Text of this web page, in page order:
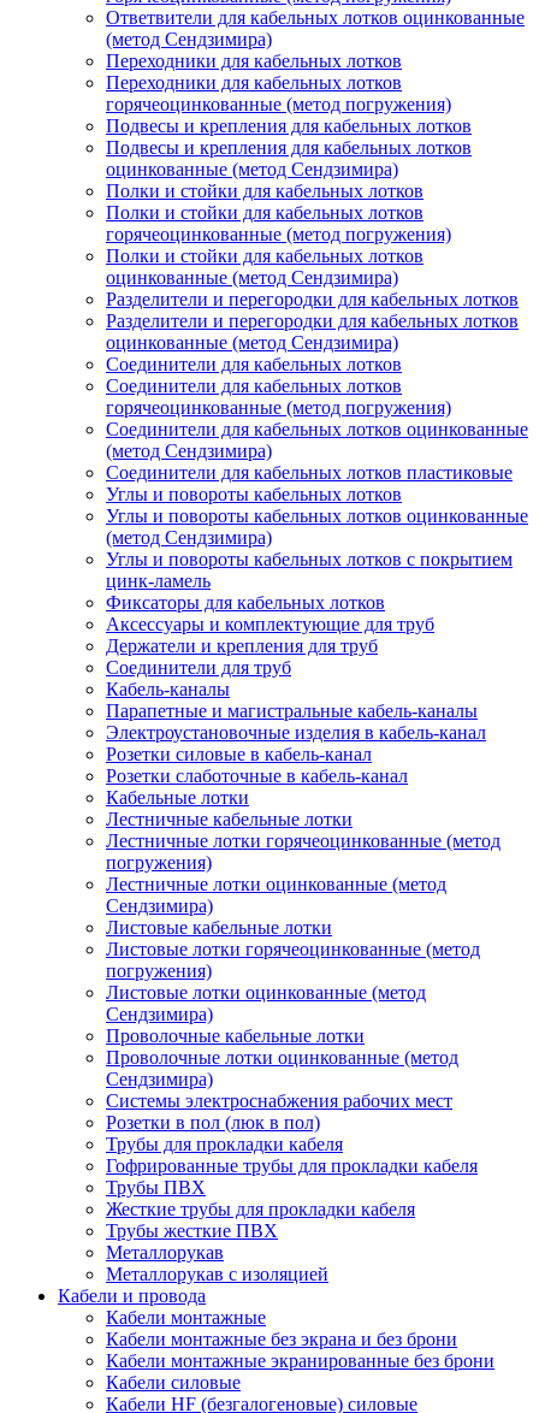
Ответвители для кабельных лотков оцинкованные
(метод Сендзимира)
Переходники для кабельных лотков
Переходники для кабельных лотков
горячеоцинкованные (метод погружения)
Подвесы и крепления для кабельных лотков
Подвесы и крепления для кабельных лотков
оцинкованные (метод Сендзимира)
Полки и стойки для кабельных лотков
Полки и стойки для кабельных лотков
горячеоцинкованные (метод погружения)
Полки и стойки для кабельных лотков
оцинкованные (метод Сендзимира)
Разделители и перегородки для кабельных лотков
Разделители и перегородки для кабельных лотков
оцинкованные (метод Сендзимира)
Соединители для кабельных лотков
Соединители для кабельных лотков
горячеоцинкованные (метод погружения)
Соединители для кабельных лотков оцинкованные
(метод Сендзимира)
Соединители для кабельных лотков пластиковые
Углы и повороты кабельных лотков
Углы и повороты кабельных лотков оцинкованные
(метод Сендзимира)
Углы и повороты кабельных лотков с покрытием
цинк-ламель
Фиксаторы для кабельных лотков
Аксессуары и комплектующие для труб
Держатели и крепления для труб
Соединители для труб
Кабель-каналы
Парапетные и магистральные кабель-каналы
Электроустановочные изделия в кабель-канал
Розетки силовые в кабель-канал
Розетки слаботочные в кабель-канал
Кабельные лотки
Лестничные кабельные лотки
Лестничные лотки горячеоцинкованные (метод
погружения)
Лестничные лотки оцинкованные (метод
Сендзимира)
Листовые кабельные лотки
Листовые лотки горячеоцинкованные (метод
погружения)
Листовые лотки оцинкованные (метод
Сендзимира)
Проволочные кабельные лотки
Проволочные лотки оцинкованные (метод
Сендзимира)
Системы электроснабжения рабочих мест
Розетки в пол (люк в пол)
Трубы для прокладки кабеля
Гофрированные трубы для прокладки кабеля
Трубы ПВХ
Жесткие трубы для прокладки кабеля
Трубы жесткие ПВХ
Металлорукав
Металлорукав с изоляцией
Кабели и провода
Кабели монтажные
Кабели монтажные без экрана и без брони
Кабели монтажные экранированные без брони
Кабели силовые
Кабели HF (безгалогеновые) силовые